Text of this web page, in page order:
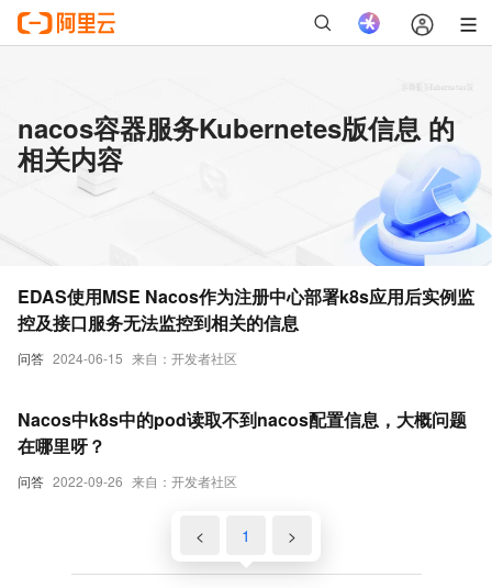
nacos容器服务Kubernetes版信息 的
相关内容
问答 2024-06-15 来自：开发者社区
EDAS使用MSE Nacos作为注册中心部署k8s应用后实例监
控及接口服务无法监控到相关的信息
问答 2022-09-26 来自：开发者社区
Nacos中k8s中的pod读取不到nacos配置信息，大概问题
在哪里呀？
< 1 >